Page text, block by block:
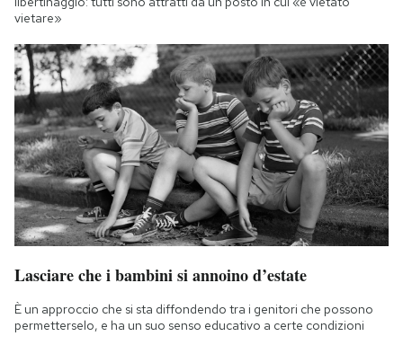
vietare»
Lasciare che i bambini si annoino d’estate
È un approccio che si sta diffondendo tra i genitori che possono
permetterselo, e ha un suo senso educativo a certe condizioni